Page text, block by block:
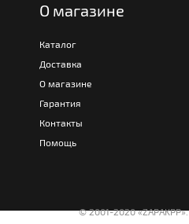
О магазине
Каталог
Доставка
О магазине
Гарантия
Контакты
Помощь
© 2001-2020 «ZAPAKPP».